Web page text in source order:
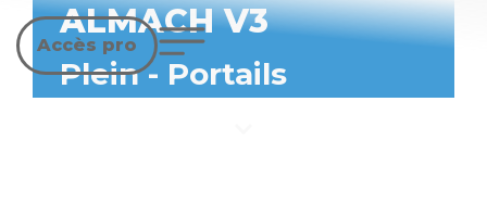
Accès pro
ALMACH V3
Plein- Portails